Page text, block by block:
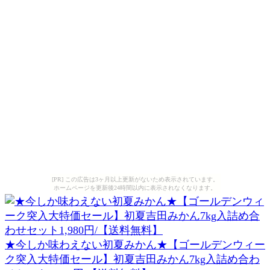
[PR] この広告は3ヶ月以上更新がないため表示されています。
ホームページを更新後24時間以内に表示されなくなります。
★今しか味わえない初夏みかん★【ゴールデンウィー
ク突入大特価セール】初夏吉田みかん7kg入詰め合わ